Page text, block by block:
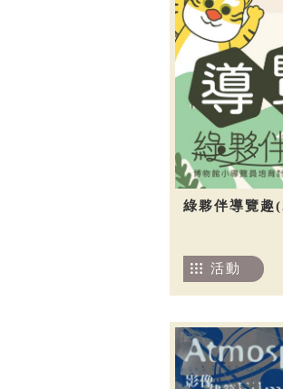
綠夥伴導覽趣
活動